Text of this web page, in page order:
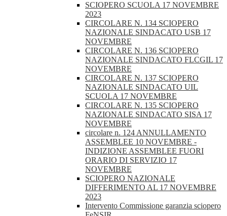
SCIOPERO SCUOLA 17 NOVEMBRE
2023
CIRCOLARE N. 134 SCIOPERO
NAZIONALE SINDACATO USB 17
NOVEMBRE
CIRCOLARE N. 136 SCIOPERO
NAZIONALE SINDACATO FLCGIL 17
NOVEMBRE
CIRCOLARE N. 137 SCIOPERO
NAZIONALE SINDACATO UIL
SCUOLA 17 NOVEMBRE
CIRCOLARE N. 135 SCIOPERO
NAZIONALE SINDACATO SISA 17
NOVEMBRE
circolare n. 124 ANNULLAMENTO
ASSEMBLEE 10 NOVEMBRE -
INDIZIONE ASSEMBLEE FUORI
ORARIO DI SERVIZIO 17
NOVEMBRE
SCIOPERO NAZIONALE
DIFFERIMENTO AL 17 NOVEMBRE
2023
Intervento Commissione garanzia sciopero